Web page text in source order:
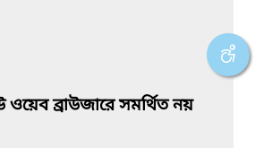
ওয়েব ব্রাউজারে সমর্থিত নয়